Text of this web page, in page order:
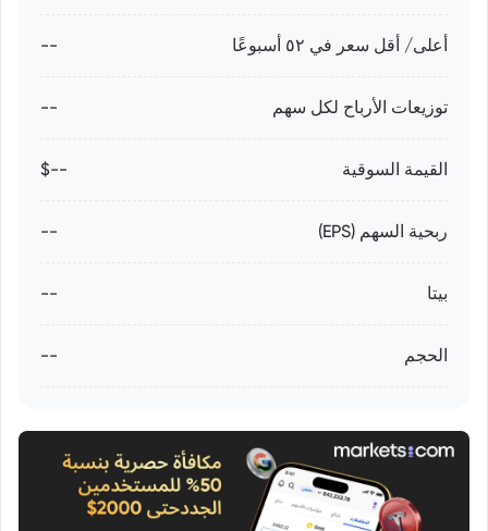
أعلى/ أقل سعر في ٥٢ أسبوعًا --
توزيعات الأرباح لكل سهم --
القيمة السوقية --$
ربحية السهم (EPS) --
بيتا --
الحجم --